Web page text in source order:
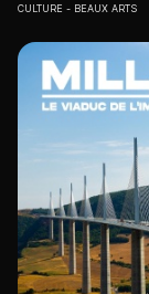
CULTURE BEAUX ARTS